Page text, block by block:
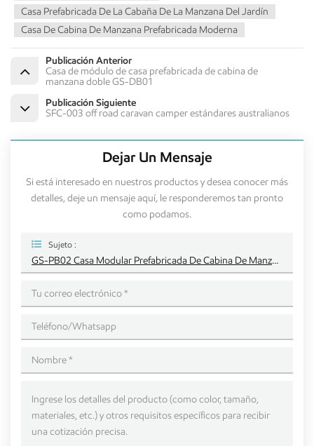
Casa Prefabricada De La Cabaña De La Manzana Del Jardín
Casa De Cabina De Manzana Prefabricada Moderna
Publicación Anterior
Casa de módulo de casa prefabricada de cabina de
manzana doble GS-DB01
Publicación Siguiente
SFC-003 off road caravan camper estándares australianos
Dejar Un Mensaje
Si está interesado en nuestros productos y desea conocer más
detalles, deje un mensaje aquí, le responderemos tan pronto
como podamos.
Sujeto :
GS-PB02 Casa Modular Prefabricada De Cabina De Manzana Casa Contenedor Con Muebles